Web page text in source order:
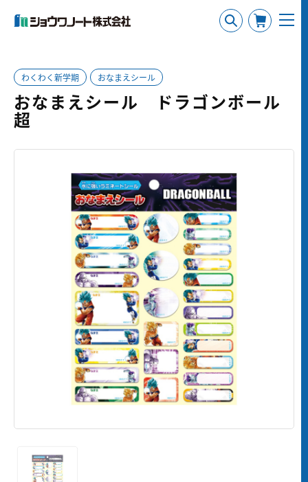
わくわく新学期 おなまえシール
おなまえシール ドラゴンボール
超